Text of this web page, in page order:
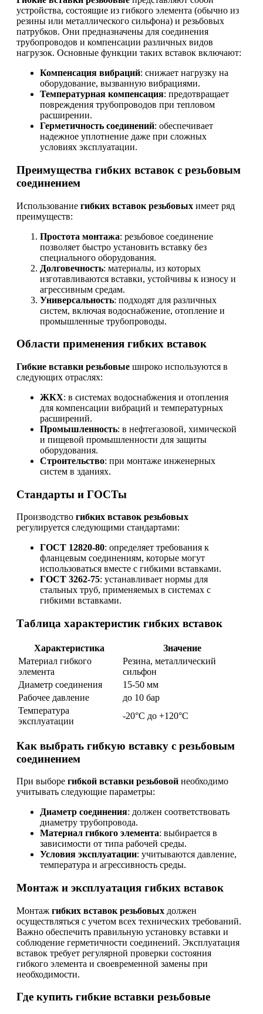
устройства, состоящие из гибкого элемента (обычно из
резины или металлического сильфона) и резьбовых
патрубков. Они предназначены для соединения
трубопроводов и компенсации различных видов
нагрузок. Основные функции таких вставок включают:
Компенсация вибраций: снижает нагрузку на
оборудование, вызванную вибрациями.
Температурная компенсация: предотвращает
повреждения трубопроводов при тепловом
расширении.
Герметичность соединений: обеспечивает
надежное уплотнение даже при сложных
условиях эксплуатации.
Преимущества гибких вставок с резьбовым
соединением
Использование гибких вставок резьбовых имеет ряд
преимуществ:
Простота монтажа: резьбовое соединение
позволяет быстро установить вставку без
специального оборудования.
Долговечность: материалы, из которых
изготавливаются вставки, устойчивы к износу и
агрессивным средам.
Универсальность: подходят для различных
систем, включая водоснабжение, отопление и
промышленные трубопроводы.
Области применения гибких вставок
Гибкие вставки резьбовые широко используются в
следующих отраслях:
ЖКХ: в системах водоснабжения и отопления
для компенсации вибраций и температурных
расширений.
Промышленность: в нефтегазовой, химической
и пищевой промышленности для защиты
оборудования.
Строительство: при монтаже инженерных
систем в зданиях.
Стандарты и ГОСТы
Производство гибких вставок резьбовых
регулируется следующими стандартами:
ГОСТ 12820-80: определяет требования к
фланцевым соединениям, которые могут
использоваться вместе с гибкими вставками.
ГОСТ 3262-75: устанавливает нормы для
стальных труб, применяемых в системах с
гибкими вставками.
Таблица характеристик гибких вставок
Характеристика
Значение
Материал гибкого
элемента
Резина, металлический
сильфон
Диаметр соединения
15-50 мм
Рабочее давление
до 10 бар
Температура
эксплуатации
-20°C до +120°C
Как выбрать гибкую вставку с резьбовым
соединением
При выборе гибкой вставки резьбовой необходимо
учитывать следующие параметры:
Диаметр соединения: должен соответствовать
диаметру трубопровода.
Материал гибкого элемента: выбирается в
зависимости от типа рабочей среды.
Условия эксплуатации: учитываются давление,
температура и агрессивность среды.
Монтаж и эксплуатация гибких вставок
Монтаж гибких вставок резьбовых должен
осуществляться с учетом всех технических требований.
Важно обеспечить правильную установку вставки и
соблюдение герметичности соединений. Эксплуатация
вставок требует регулярной проверки состояния
гибкого элемента и своевременной замены при
необходимости.
Где купить гибкие вставки резьбовые